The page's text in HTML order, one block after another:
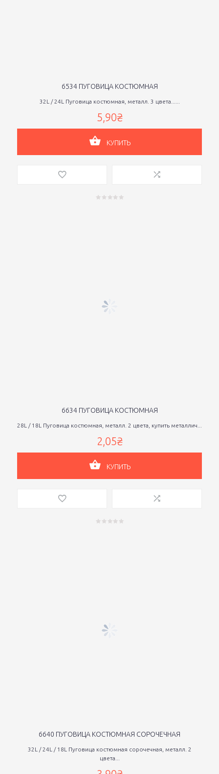
6534 ПУГОВИЦА КОСТЮМНАЯ
32L / 24L Пуговица костюмная, металл. 3 цвета......
5,90₴
КУПИТЬ
6634 ПУГОВИЦА КОСТЮМНАЯ
28L / 18L Пуговица костюмная, металл. 2 цвета, купить металлич...
2,05₴
КУПИТЬ
6640 ПУГОВИЦА КОСТЮМНАЯ СОРОЧЕЧНАЯ
32L / 24L / 18L Пуговица костюмная сорочечная, металл. 2
цвета...